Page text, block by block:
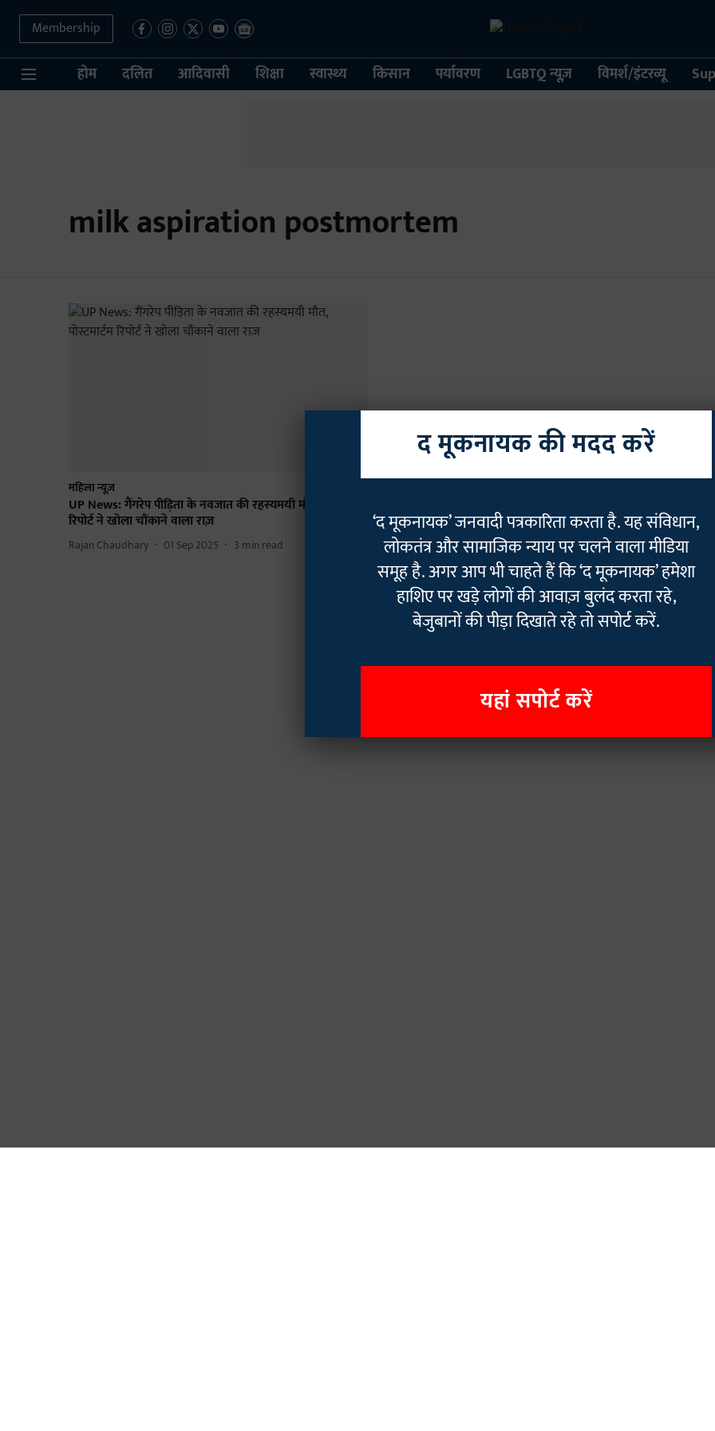
Membership
होम दलित आदिवासी शिक्षा स्वास्थ्य किसान पर्यावरण LGBTQ न्यूज़ विमर्श/इंटरव्यू
milk aspiration postmortem
महिला न्यूज़
UP News: गैंगरेप पीड़िता के नवजात की रहस्यमयी मौत, पोस्टमार्टम
रिपोर्ट ने खोला चौंकाने वाला राज़
Rajan Chaudhary 01 Sep 2025 3 min read
द मूकनायक की मदद करें
‘द मूकनायक’ जनवादी पत्रकारिता करता है. यह संविधान,
लोकतंत्र और सामाजिक न्याय पर चलने वाला मीडिया
समूह है. अगर आप भी चाहते हैं कि ‘द मूकनायक’ हमेशा
हाशिए पर खड़े लोगों की आवाज़ बुलंद करता रहे,
बेजुबानों की पीड़ा दिखाते रहे तो सपोर्ट करें.
यहां सपोर्ट करें